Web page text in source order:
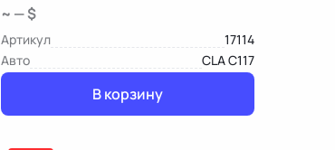
~ — $
Артикул
17114
Авто
CLA C117
В корзину